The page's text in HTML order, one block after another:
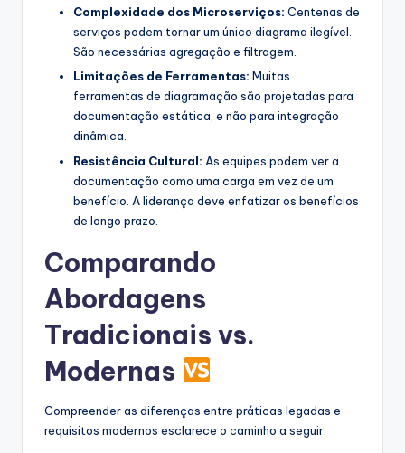
Complexidade dos Microserviços: Centenas de
serviços podem tornar um único diagrama ilegível.
São necessárias agregação e filtragem.
Limitações de Ferramentas: Muitas
ferramentas de diagramação são projetadas para
documentação estática, e não para integração
dinâmica.
Resistência Cultural: As equipes podem ver a
documentação como uma carga em vez de um
benefício. A liderança deve enfatizar os benefícios
de longo prazo.
Comparando
Abordagens
Tradicionais vs.
Modernas
Compreender as diferenças entre práticas legadas e
requisitos modernos esclarece o caminho a seguir.